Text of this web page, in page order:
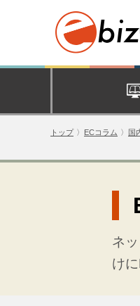
トップ ECコラム 国
ネ
け